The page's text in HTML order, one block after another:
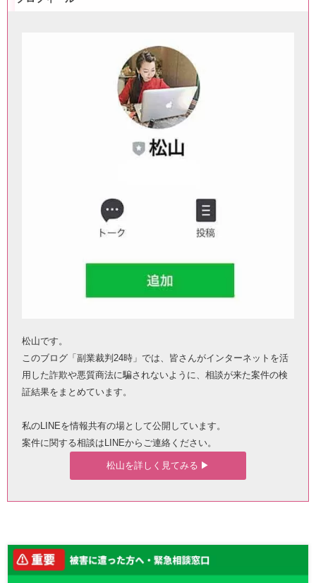
松山です。
このブログ「副業裁判24時」では、皆さんがインターネットを活
用した詐欺や悪質商法に騙されないように、相談が来た案件の検
証結果をまとめています。
私のLINEを情報共有の場として公開しています。
案件に関する相談はLINEからご連絡ください。
松山を詳しく見てみる ▶︎